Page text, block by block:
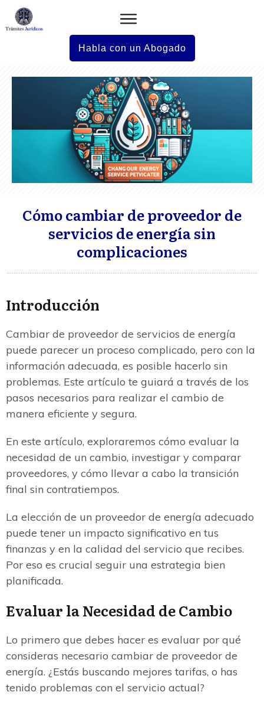
Habla con un Abogado
Cómo cambiar de proveedor de
servicios de energía sin
complicaciones
Introducción
Cambiar de proveedor de servicios de energía
puede parecer un proceso complicado, pero con la
información adecuada, es posible hacerlo sin
problemas. Este artículo te guiará a través de los
pasos necesarios para realizar el cambio de
manera eficiente y segura.
En este artículo, exploraremos cómo evaluar la
necesidad de un cambio, investigar y comparar
proveedores, y cómo llevar a cabo la transición
final sin contratiempos.
La elección de un proveedor de energía adecuado
puede tener un impacto significativo en tus
finanzas y en la calidad del servicio que recibes.
Por eso es crucial seguir una estrategia bien
planificada.
Evaluar la Necesidad de Cambio
Lo primero que debes hacer es evaluar por qué
consideras necesario cambiar de proveedor de
energía. ¿Estás buscando mejores tarifas, o has
tenido problemas con el servicio actual?